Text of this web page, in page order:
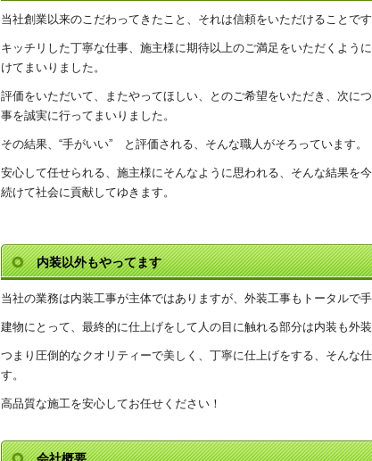
当社創業以来のこだわってきたこと、それは信頼をいただけることです
キッチリした丁寧な仕事、施主様に期待以上のご満足をいただくよう
けてまいりました。
評価をいただいて、またやってほしい、とのご希望をいただき、次に
事を誠実に行ってまいりました。
その結果、“手がいい” と評価される、そんな職人がそろっています。
安心して任せられる、施主様にそんなように思われる、そんな結果を
続けて社会に貢献してゆきます。
内装以外もやってます
当社の業務は内装工事が主体ではありますが、外装工事もトータルで手
建物にとって、最終的に仕上げをして人の目に触れる部分は内装も外装
つまり圧倒的なクオリティーで美しく、丁寧に仕上げをする、そんな
す。
高品質な施工を安心してお任せください！